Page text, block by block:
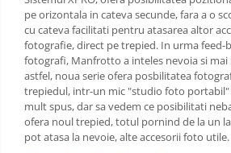
pe orizontala in cateva secunde, fara a o
cu cateva facilitati pentru atasarea altor
fotografie, direct pe trepied. In urma feed-
fotografi, Manfrotto a inteles nevoia si
astfel, noua serie ofera posbilitatea
trepiedul, intr-un mic "studio foto portabil"
mult spus, dar sa vedem ce posibilitati
ofera noul trepied, totul pornind de la un
pot atasa la nevoie, alte accesorii foto utile.